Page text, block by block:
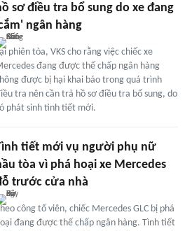
sơ điều tra bổ sung do xe đang
ngân hàng
phiên tòa, VKS cho rằng việc chiếc xe
đang được thế chấp ngân hàng
được bị hại khai báo trong quá trình
tra nên cần trả hồ sơ điều tra bổ sung, do
phát sinh tình tiết mới.
tiết mới vụ người phụ nữ
tòa vì phá hoại xe Mercedes
trước cửa nhà
công tố viên, chiếc Mercedes GLC bị phá
đang được thế chấp ngân hàng. Tình tiết